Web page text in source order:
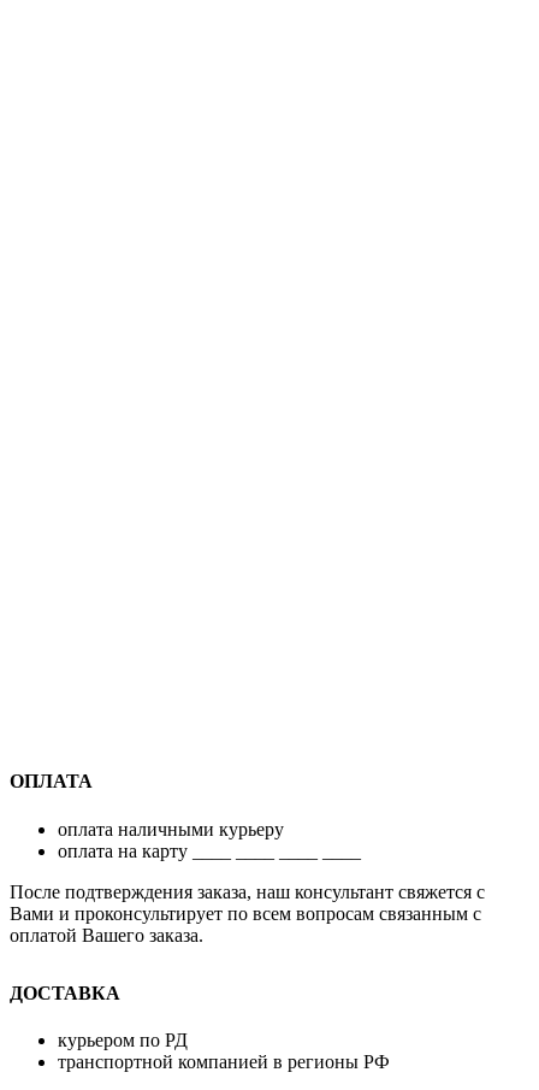
ОПЛАТА
оплата наличными курьеру
оплата на карту ____ ____ ____ ____
После подтверждения заказа, наш консультант свяжется с
Вами и проконсультирует по всем вопросам связанным с
оплатой Вашего заказа.
ДОСТАВКА
курьером по РД
транспортной компанией в регионы РФ